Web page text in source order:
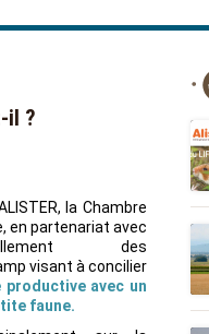
il ?
la Chambre
en partenariat avec
des
visant à concilier
productive avec un
faune.